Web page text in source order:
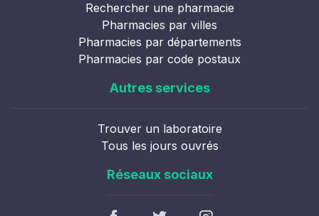
Rechercher une pharmacie
Pharmacies par villes
Pharmacies par départements
Pharmacies par code postaux
Autres services
Trouver un laboratoire
Tous les jours ouvrés
Réseaux sociaux